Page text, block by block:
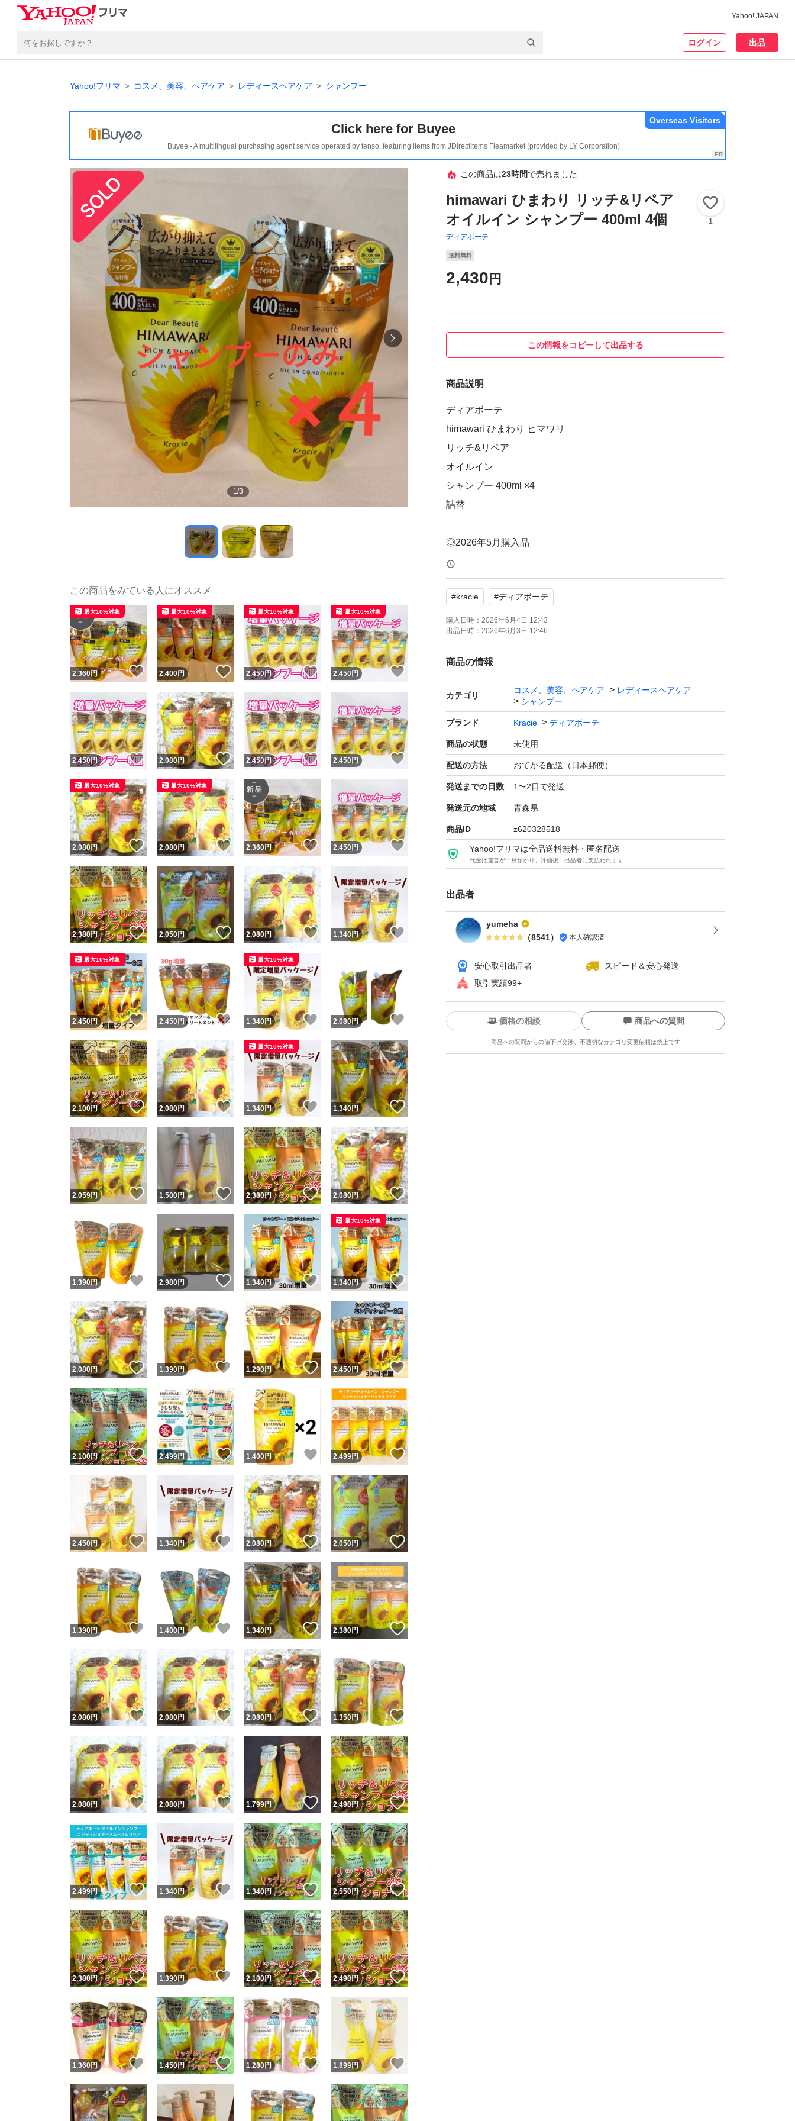
Yahoo! JAPAN
ログイン 出品
Yahoo!フリマ コスメ、美容、ヘアケア レディースヘアケア シャンプー
Click here for Buyee
Buyee - A multilingual purchasing agent service operated by tenso, featuring items from JDirectItems Fleamarket (provided by LY Corporation)
Overseas Visitors
1/3
この商品は23時間で売れました
himawari ひまわり リッチ&リペア
オイルイン シャンプー 400ml 4個
ディアボーテ
1
送料無料
2,430 円
この情報をコピーして出品する
商品説明
ディアボーテ
himawari ひまわり ヒマワリ
リッチ&リペア
オイルイン
シャンプー 400ml ×4
詰替
◎2026年5月購入品
◎新品
ゆうパケットポストでの発送になります。
サイズがギリギリですので水濡れ対策をして宅配袋へ入れての発
送となります。
翌日中に発送します。
#kracie #ディアボーテ
購入日時： 2026年6月4日 12:43
出品日時： 2026年6月3日 12:46
商品の情報
カテゴリ
コスメ、美容、ヘアケア
レディースヘアケア
シャンプー
ブランド Kracie ディアボーテ
商品の状態 未使用
配送の方法 おてがる配送（日本郵便）
発送までの日数 1〜2日で発送
発送元の地域 青森県
商品ID z620328518
Yahoo!フリマは全品送料無料・匿名配送
代金は運営が一旦預かり、評価後、出品者に支払われます
出品者
yumeha
（8541） 本人確認済
安心取引出品者
スピード＆安心発送
取引実績99+
ユーザーの実績について
Yahoo!フリマが定めた一定の基準を満たしたユーザーにバッジを付与しています
安心取引出品者
安心取引出品者 Yahoo!フリマの基準をクリアした安心・安全なユーザーです
取引実績
取引実績◯+ このユーザーはYahoo!フリマの取引を完了させた実績があります
他フリマ実績◯+ このユーザーは他フリマサービスでの取引実績があります
スピード&安心発送
※このバッジは実績に基づく表示であり、発送を保証しているものではありません
スピード＆安心発送
このユーザーは高頻度で24時間以内＆設定した発送日数内に発送してい
ます
スピード発送 このユーザーは高頻度で24時間以内に発送しています
安心発送 このユーザーは設定した発送日数内に発送しています
価格の相談 商品への質問
商品への質問からの値下げ交渉、不適切なカテゴリ変更依頼は禁止です
この商品の情報をコピーします
商品画像の無断転載は禁止されています
コピーは1商品につき1回 です
出品ページへ
キャンセル
この商品をみている人にオススメ
2,360円 いいね！
最大10%対象
2,400円 いいね！
最大10%対象
2,450円 いいね！
最大10%対象
2,450 円
最大10%対象
2,450円 いいね！
2,080円 いいね！
2,450円 いいね！
2,450 円
2,080円 いいね！
最大10%対象
2,080円 いいね！
最大10%対象
2,360円 いいね！
2,450 円
2,380円 いいね！
2,050円 いいね！
2,080円 いいね！
1,340円
2,450円 いいね！
最大10%対象
2,450 円 いいね！
1,340円 いいね！
最大10%対象
2,080円
2,100円 いいね！
2,080円 いいね！
1,340円 いいね！
最大10%対象
1,340円 いいね！
2,059円 いいね！
1,500円 いいね！
2,380円 いいね！
2,080円 いいね！
1,390円 いいね！
2,980円 いいね！
1,340円 いいね！
1,340円
最大10%対象
2,080円 いいね！
1,390円 いいね！
1,290円 いいね！
2,450円
2,100円 いいね！
2,499円 いいね！
1,400円 いいね！
2,499円 いいね！
2,450円 いいね！
1,340円 いいね！
2,080円 いいね！
2,050円
1,390円 いいね！
1,400円 いいね！
1,340円 いいね！
2,380円 いいね！
2,080円 いいね！
2,080円 いいね！
2,080円 いいね！
1,350円
2,080円 いいね！
2,080円 いいね！
1,799円 いいね！
2,490円 いいね！
2,499円 いいね！
1,340円 いいね！
1,340円 いいね！
2,550円 いいね！
2,380円 いいね！
1,390円 いいね！
2,100円 いいね！
2,490円 いいね！
1,360円 いいね！
1,450円 いいね！
1,280円 いいね！
1,899円